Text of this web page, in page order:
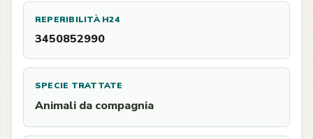
REPERIBILITÀ H24
3450852990
SPECIE TRATTATE
Animali da compagnia